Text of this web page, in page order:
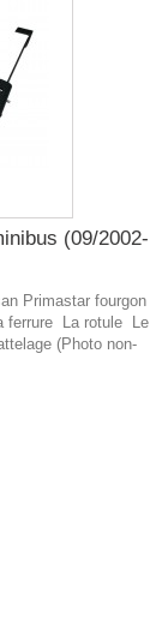
(09/2002-
Primastar fourgon
ferrure La rotule Le
(Photo non-